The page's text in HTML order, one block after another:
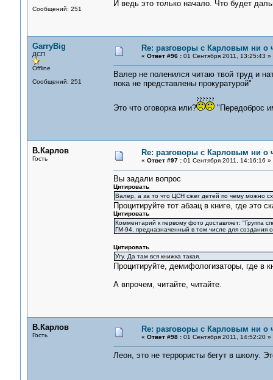
Сообщений: 251
И ведь это только начало. Что будет
GarryBig
ДСП
Offline
Сообщений: 251
Re: разговоры с Карловым ни о
« Ответ #96 :01 Сентября 2011, 13:25:43 »
Валер не поленился читаю твой труд и
пока не представлены прокуратурой"
Это что оговорка или? "Передоброс
В.Карлов
Гость
Re: разговоры с Карловым ни о
« Ответ #97 :01 Сентября 2011, 14:16:16 »
Вы задали вопрос
Цитировать
Валер, а за то что ЦСН сжег детей по чему можно
Процитируйте тот абзац в книге, где это
Цитировать
Комментарий к первому фото доставляет: "Группа
ГМ-94, предназначенный в том числе для создания
Цитировать
Угу. Да там вся книжка такая.
Процитируйте, демифологизаторы, где в
А впрочем, читайте, читайте.
В.Карлов
Гость
Re: разговоры с Карловым ни о
« Ответ #98 :01 Сентября 2011, 14:52:20 »
Леон, это не террористы бегут в школу.